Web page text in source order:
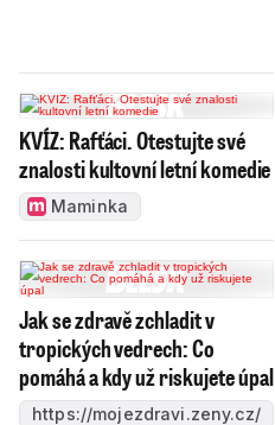
KVÍZ: Rafťáci. Otestujte své
znalosti kultovní letní komedie
Maminka
Jak se zdravě zchladit v
tropických vedrech: Co
pomáhá a kdy už riskujete úpal
https://mojezdravi.zeny.cz/